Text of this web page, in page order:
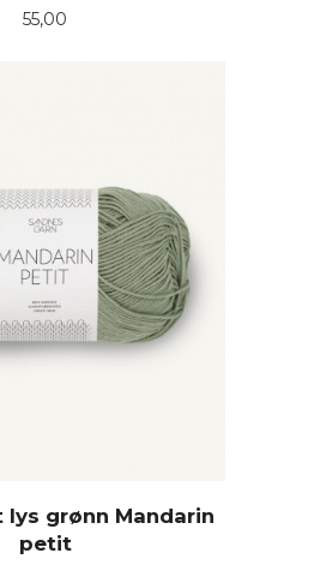
Pris
55,00
lys grønn Mandarin
petit